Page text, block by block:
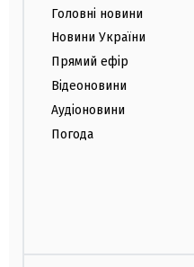
Головні новини
Новини України
Прямий ефір
Відеоновини
Аудіоновини
Погода